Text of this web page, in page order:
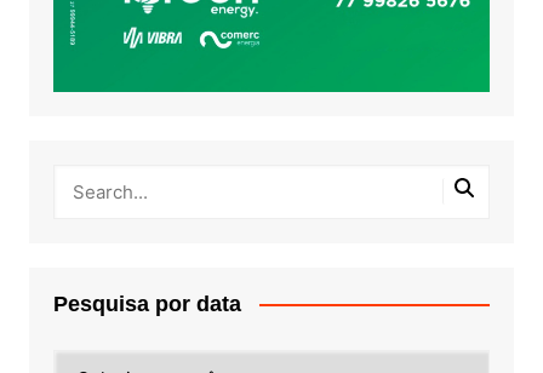
Pesquisa por data